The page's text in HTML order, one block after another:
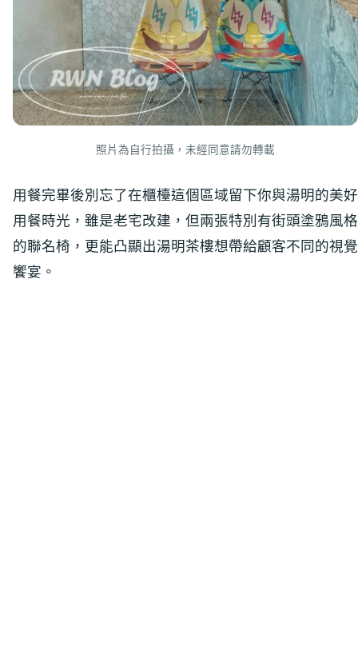
照片為自行拍攝，未經同意請勿轉載
用餐完畢後別忘了在櫃檯這個區域留下你與湯明的美好
用餐時光，雖是老宅改建，但兩張特別有街頭塗鴉風格
的聯名椅，更能凸顯出湯明茶樓想帶給顧客不同的視覺
饗宴。